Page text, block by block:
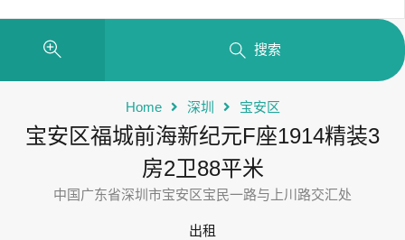
搜索
Home 深圳 宝安区
宝安区福城前海新纪元F座1914精装3
房2卫88平米
中国广东省深圳市宝安区宝民一路与上川路交汇处
出租